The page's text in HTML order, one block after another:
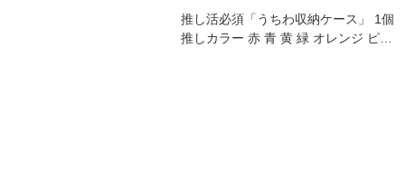
推し活必須「うちわ収納ケース」 1個
推しカラー 赤 青 黄 緑 オレンジ ピン